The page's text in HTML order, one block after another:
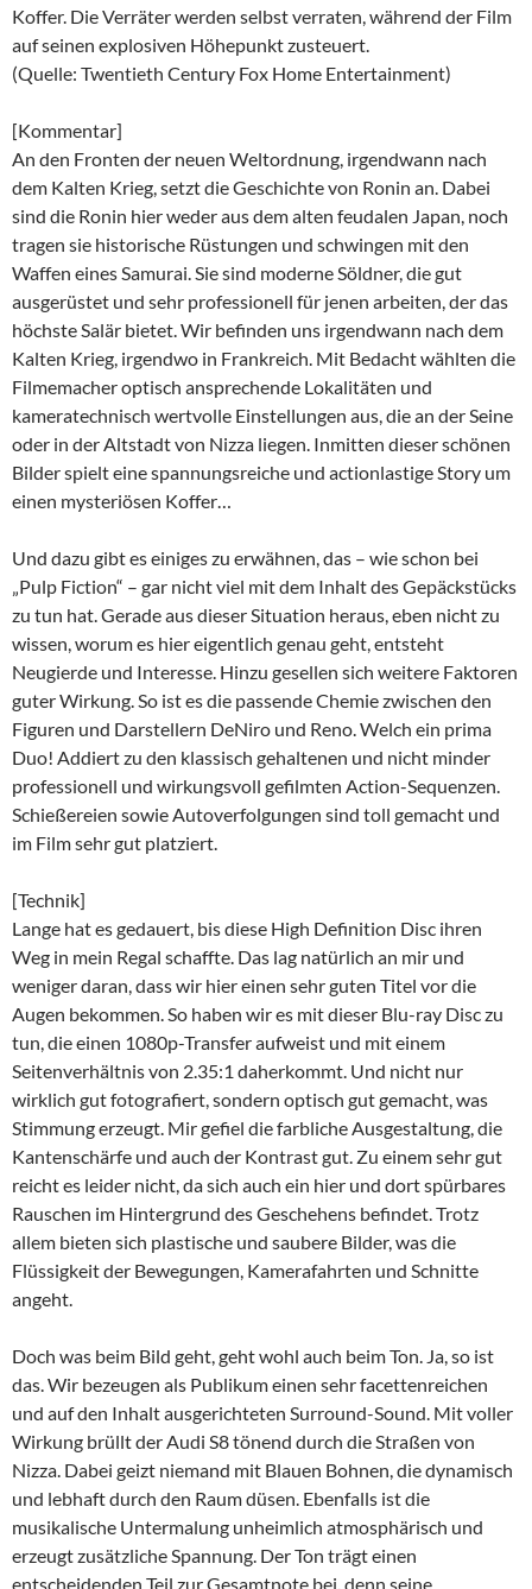
Koffer. Die Verräter werden selbst verraten, während der Film
auf seinen explosiven Höhepunkt zusteuert.
(Quelle: Twentieth Century Fox Home Entertainment)
[Kommentar]
An den Fronten der neuen Weltordnung, irgendwann nach
dem Kalten Krieg, setzt die Geschichte von Ronin an. Dabei
sind die Ronin hier weder aus dem alten feudalen Japan, noch
tragen sie historische Rüstungen und schwingen mit den
Waffen eines Samurai. Sie sind moderne Söldner, die gut
ausgerüstet und sehr professionell für jenen arbeiten, der das
höchste Salär bietet. Wir befinden uns irgendwann nach dem
Kalten Krieg, irgendwo in Frankreich. Mit Bedacht wählten die
Filmemacher optisch ansprechende Lokalitäten und
kameratechnisch wertvolle Einstellungen aus, die an der Seine
oder in der Altstadt von Nizza liegen. Inmitten dieser schönen
Bilder spielt eine spannungsreiche und actionlastige Story um
einen mysteriösen Koffer…
Und dazu gibt es einiges zu erwähnen, das – wie schon bei
„Pulp Fiction“ – gar nicht viel mit dem Inhalt des Gepäckstücks
zu tun hat. Gerade aus dieser Situation heraus, eben nicht zu
wissen, worum es hier eigentlich genau geht, entsteht
Neugierde und Interesse. Hinzu gesellen sich weitere Faktoren
guter Wirkung. So ist es die passende Chemie zwischen den
Figuren und Darstellern DeNiro und Reno. Welch ein prima
Duo! Addiert zu den klassisch gehaltenen und nicht minder
professionell und wirkungsvoll gefilmten Action-Sequenzen.
Schießereien sowie Autoverfolgungen sind toll gemacht und
im Film sehr gut platziert.
[Technik]
Lange hat es gedauert, bis diese High Definition Disc ihren
Weg in mein Regal schaffte. Das lag natürlich an mir und
weniger daran, dass wir hier einen sehr guten Titel vor die
Augen bekommen. So haben wir es mit dieser Blu-ray Disc zu
tun, die einen 1080p-Transfer aufweist und mit einem
Seitenverhältnis von 2.35:1 daherkommt. Und nicht nur
wirklich gut fotografiert, sondern optisch gut gemacht, was
Stimmung erzeugt. Mir gefiel die farbliche Ausgestaltung, die
Kantenschärfe und auch der Kontrast gut. Zu einem sehr gut
reicht es leider nicht, da sich auch ein hier und dort spürbares
Rauschen im Hintergrund des Geschehens befindet. Trotz
allem bieten sich plastische und saubere Bilder, was die
Flüssigkeit der Bewegungen, Kamerafahrten und Schnitte
angeht.
Doch was beim Bild geht, geht wohl auch beim Ton. Ja, so ist
das. Wir bezeugen als Publikum einen sehr facettenreichen
und auf den Inhalt ausgerichteten Surround-Sound. Mit voller
Wirkung brüllt der Audi S8 tönend durch die Straßen von
Nizza. Dabei geizt niemand mit Blauen Bohnen, die dynamisch
und lebhaft durch den Raum düsen. Ebenfalls ist die
musikalische Untermalung unheimlich atmosphärisch und
erzeugt zusätzliche Spannung. Der Ton trägt einen
entscheidenden Teil zur Gesamtnote bei, denn seine